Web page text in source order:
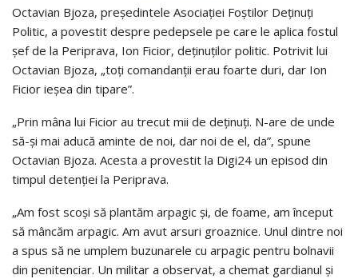
Octavian Bjoza, preşedintele Asociaţiei Foştilor Deţinuţi
Politic, a povestit despre pedepsele pe care le aplica fostul
șef de la Periprava, Ion Ficior, deținuților politic. Potrivit lui
Octavian Bjoza, „toți comandanții erau foarte duri, dar Ion
Ficior ieșea din tipare”.
„Prin mâna lui Ficior au trecut mii de deținuți. N-are de unde
să-și mai aducă aminte de noi, dar noi de el, da”, spune
Octavian Bjoza. Acesta a provestit la Digi24 un episod din
timpul detenției la Periprava.
„Am fost scoși să plantăm arpagic și, de foame, am început
să mâncăm arpagic. Am avut arsuri groaznice. Unul dintre noi
a spus să ne umplem buzunarele cu arpagic pentru bolnavii
din penitenciar. Un militar a observat, a chemat gardianul și